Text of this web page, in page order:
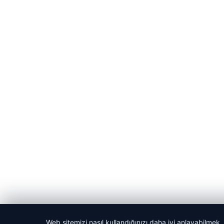
Web sitemizi nasıl kullandığınızı daha iyi